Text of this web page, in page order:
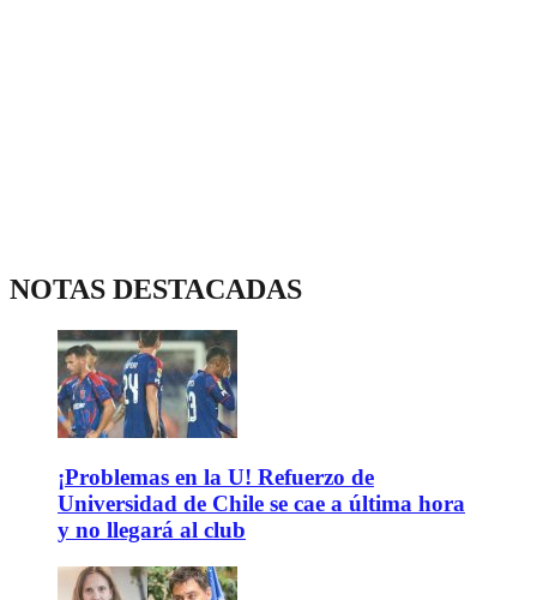
NOTAS DESTACADAS
¡Problemas en la U! Refuerzo de
Universidad de Chile se cae a última hora
y no llegará al club